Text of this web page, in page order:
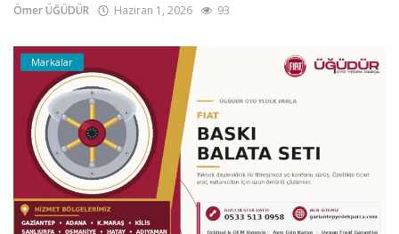
Ömer ÜĞÜDÜR Haziran 1, 2026 93
Markalar